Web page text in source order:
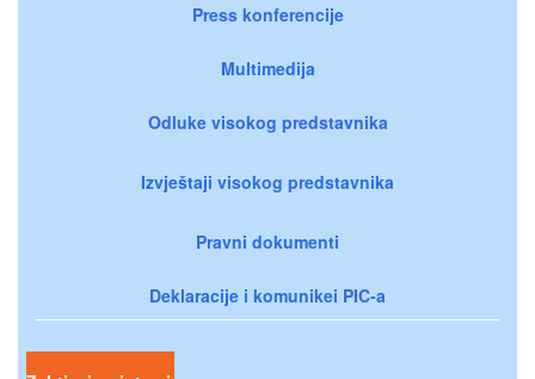
Press konferencije
Multimedija
Odluke visokog predstavnika
Izvještaji visokog predstavnika
Pravni dokumenti
Deklaracije i komunikei PIC-a